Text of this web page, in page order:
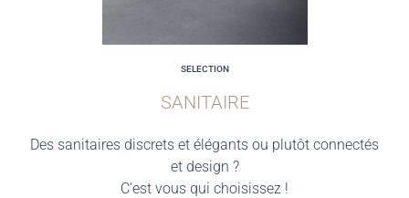
SELECTION
SANITAIRE
Des sanitaires discrets et élégants ou plutôt connectés
et design ?
C’est vous qui choisissez !